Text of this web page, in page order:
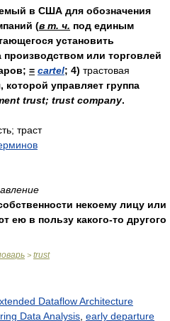
в США для обозначения
(в т. ч. под единым
установить
или торговлей
= cartel; 4) трастовая
которой управляет группа
trust; trust company.
траст
некоему лицу или
ею в пользу какого-то другого
> trust
Dataflow Architecture
Data Analysis early departure